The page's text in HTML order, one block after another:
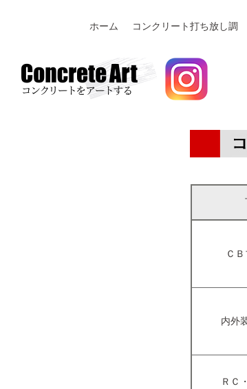
ホーム コンクリート打ち放し調
Ｃ
内外
ＲＣ